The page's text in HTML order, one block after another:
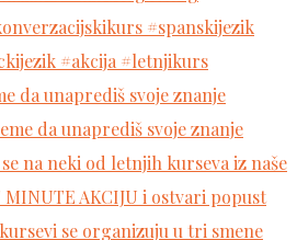
da unaprediš svoje znanje